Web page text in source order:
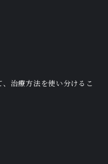
治療方法を使い分けるこ